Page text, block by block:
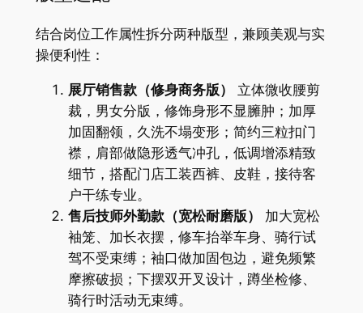
结合岗位工作属性拆分两种版型，兼顾美观与实
操便利性：
展厅销售款（修身商务版）
立体微收腰剪
裁，男女分版，修饰身形不显臃肿；加厚
加固翻领，久洗不塌变形；简约三粒扣门
襟，肩部做隐形透气冲孔，低调增添精致
细节，搭配门店工装西裤、皮鞋，接待客
户干练专业。
售后技师外勤款（宽松耐磨版）
加大宽松
袖笼、加长衣摆，修车抬举车身、骑行试
驾不受束缚；袖口做加固包边，避免频繁
摩擦破损；下摆双开叉设计，蹲坐检修、
骑行时活动无束缚。